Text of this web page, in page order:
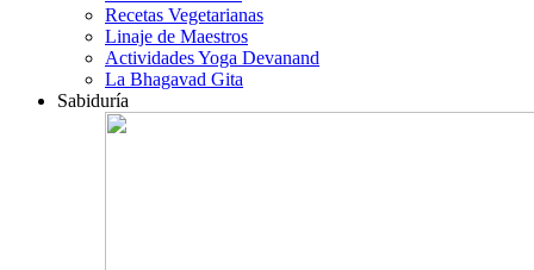
Recetas Vegetarianas
Linaje de Maestros
Actividades Yoga Devanand
La Bhagavad Gita
Sabiduría